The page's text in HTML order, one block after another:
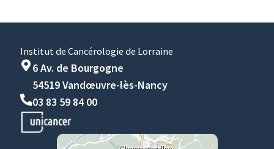
Institut de Cancérologie de Lorraine
6 Av. de Bourgogne
54519 Vandœuvre-lès-Nancy
03 83 59 84 00